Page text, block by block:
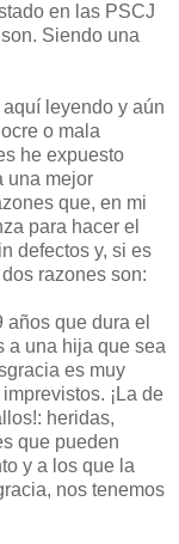
en las PSCJ
Siendo una
leyendo y aún
o mala
he expuesto
una mejor
que, en mi
para hacer el
defectos y, si es
razones son:
años que dura el
a una hija que sea
es muy
¡La de
heridas,
que pueden
y a los que la
nos tenemos